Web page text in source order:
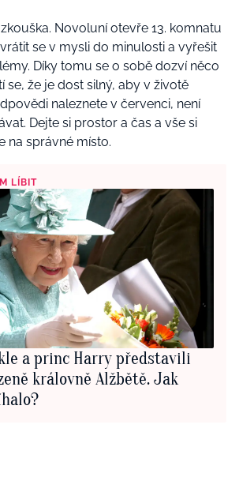
Novoluní otevře 13. komnatu
se v mysli do minulosti a vyřešit
Díky tomu se o sobě dozví něco
se, že je dost silný, aby v životě
naleznete v červenci, není
Dejte si prostor a čas a vše si
na správné místo.
LÍBIT
a princ Harry představili
královně Alžbětě. Jak